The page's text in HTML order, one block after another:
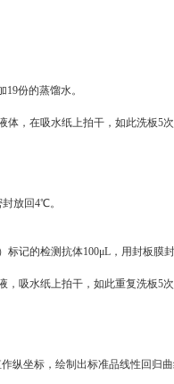
份的蒸馏水。
，在吸水纸上拍干，如此洗板5次
放回4℃。
记的检测抗体100μL，用封板膜
吸水纸上拍干，如此重复洗板5次
纵坐标，绘制出标准品线性回归